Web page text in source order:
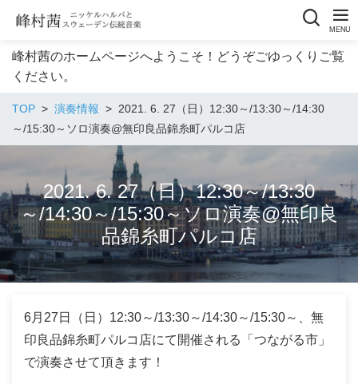
峰村茜のホームページへようこそ！どうぞごゆっくりご覧
ください。
TOP 演奏情報
2021. 6. 27（日）12:30～/13:30～/14:30
～/15:30～ソロ演奏@無印良品錦糸町パルコ店
2021. 6. 27（日）12:30～/13:30
～/14:30～/15:30～ソロ演奏@無印良
品錦糸町パルコ店
6月27日（日）12:30～/13:30～/14:30～/15:30～、無
印良品錦糸町パルコ店にて開催される「つながる市」
で演奏させて頂きます！